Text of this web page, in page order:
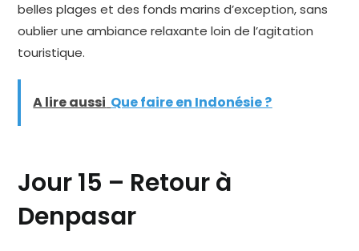
belles plages et des fonds marins d’exception, sans
oublier une ambiance relaxante loin de l’agitation
touristique.
A lire aussi Que faire en Indonésie ?
Jour 15 – Retour à
Denpasar